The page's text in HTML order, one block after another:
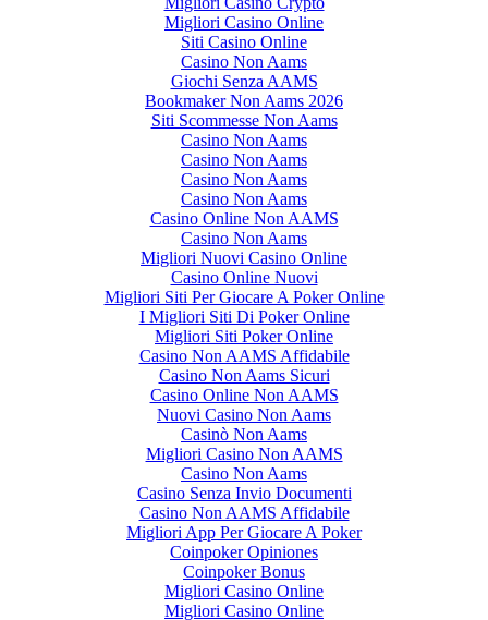
Migliori Casino Online
Siti Casino Online
Casino Non Aams
Giochi Senza AAMS
Bookmaker Non Aams 2026
Siti Scommesse Non Aams
Casino Non Aams
Casino Non Aams
Casino Non Aams
Casino Non Aams
Casino Online Non AAMS
Casino Non Aams
Migliori Nuovi Casino Online
Casino Online Nuovi
Migliori Siti Per Giocare A Poker Online
I Migliori Siti Di Poker Online
Migliori Siti Poker Online
Casino Non AAMS Affidabile
Casino Non Aams Sicuri
Casino Online Non AAMS
Nuovi Casino Non Aams
Casinò Non Aams
Migliori Casino Non AAMS
Casino Non Aams
Casino Senza Invio Documenti
Casino Non AAMS Affidabile
Migliori App Per Giocare A Poker
Coinpoker Opiniones
Coinpoker Bonus
Migliori Casino Online
Migliori Casino Online